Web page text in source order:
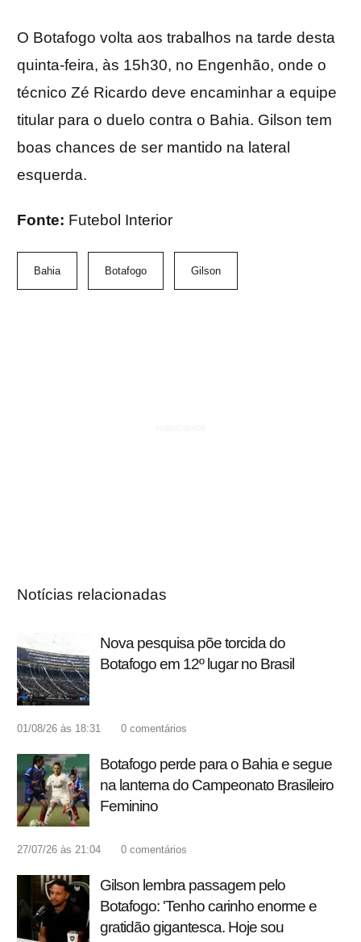
O Botafogo volta aos trabalhos na tarde desta
quinta-feira, às 15h30, no Engenhão, onde o
técnico Zé Ricardo deve encaminhar a equipe
titular para o duelo contra o Bahia. Gilson tem
boas chances de ser mantido na lateral
esquerda.
Fonte: Futebol Interior
Bahia Botafogo Gilson
Notícias relacionadas
Nova pesquisa põe torcida do
Botafogo em 12º lugar no Brasil
01/08/26 às 18:31 0 comentários
Botafogo perde para o Bahia e segue
na lanterna do Campeonato Brasileiro
Feminino
27/07/26 às 21:04 0 comentários
Gilson lembra passagem pelo
Botafogo: 'Tenho carinho enorme e
gratidão gigantesca. Hoje sou